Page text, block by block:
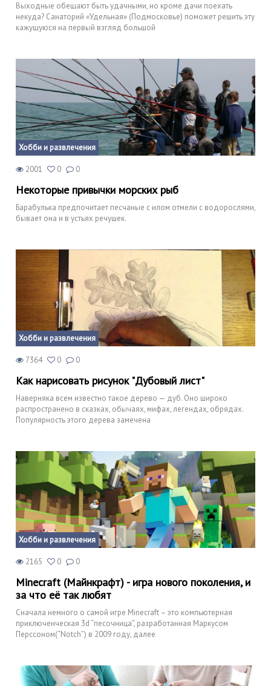
Выходные обещают быть удачными, но кроме дачи поехать
некуда? Санаторий «Удельная» (Подмосковье) поможет решить эту
кажущуюся на первый взгляд большой
Хобби и развлечения
2001 0 0
Некоторые привычки морских рыб
Барабулька предпочитает песчаные с илом отмели с водорослями,
бывает она и в устьях речушек.
Хобби и развлечения
7364 0 0
Как нарисовать рисунок "Дубовый лист"
Наверняка всем известно такое дерево — дуб. Оно широко
распространено в сказках, обычаях, мифах, легендах, обрядах.
Популярность этого дерева замечена
Хобби и развлечения
2165 0 0
Minecraft (Майнкрафт) - игра нового поколения, и
за что её так любят
Сначала немного о самой игре Minecraft – это компьютерная
приключенческая 3d “песочница”, разработанная Маркусом
Перссоном(“Notch”) в 2009 году, далее